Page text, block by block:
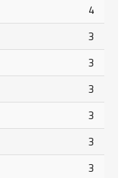
4
3
3
3
3
3
3